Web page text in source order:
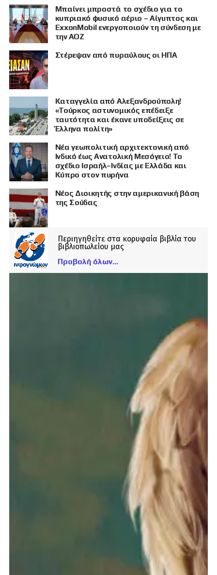
Μπαίνει μπροστά το σχέδιο για το
κυπριακό φυσικό αέριο – Αίγυπτος και
ExxonMobil ενεργοποιούν τη σύνδεση με
την ΑΟΖ
Στέρεψαν από πυραύλους οι ΗΠΑ
Καταγγελία από Αλεξανδρούπολη!
«Τούρκος αστυνομικός επέδειξε
ταυτότητα και έκανε υποδείξεις σε
Έλληνα πολίτη»
Νέα γεωπολιτική αρχιτεκτονική από
Ινδικό έως Ανατολική Μεσόγειο! Το
σχέδιο Ισραήλ–Ινδίας με Ελλάδα και
Κύπρο στον πυρήνα
Νέος Διοικητής στην αμερικανική βάση
της Σούδας
Περιηγηθείτε στα κορυφαία βιβλία του
βιβλιοπωλείου μας
Προβολή όλων